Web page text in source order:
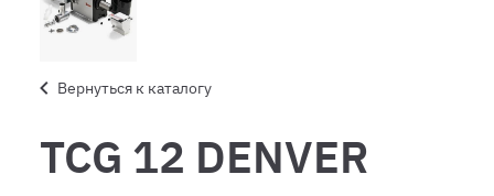
Вернуться к каталогу
TCG 12 DENVER